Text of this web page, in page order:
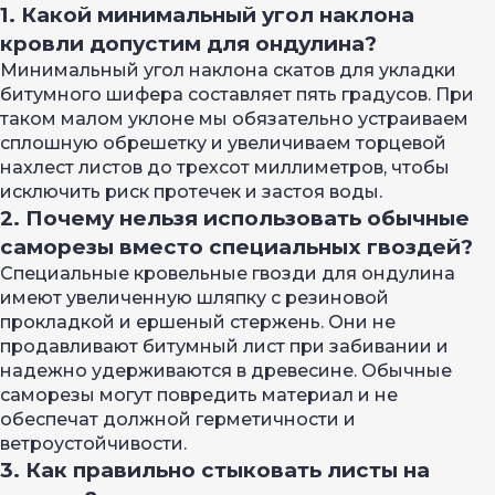
1. Какой минимальный угол наклона
кровли допустим для ондулина?
Минимальный угол наклона скатов для укладки
битумного шифера составляет пять градусов. При
таком малом уклоне мы обязательно устраиваем
сплошную обрешетку и увеличиваем торцевой
нахлест листов до трехсот миллиметров, чтобы
исключить риск протечек и застоя воды.
2. Почему нельзя использовать обычные
саморезы вместо специальных гвоздей?
Специальные кровельные гвозди для ондулина
имеют увеличенную шляпку с резиновой
прокладкой и ершеный стержень. Они не
продавливают битумный лист при забивании и
надежно удерживаются в древесине. Обычные
саморезы могут повредить материал и не
обеспечат должной герметичности и
ветроустойчивости.
3. Как правильно стыковать листы на